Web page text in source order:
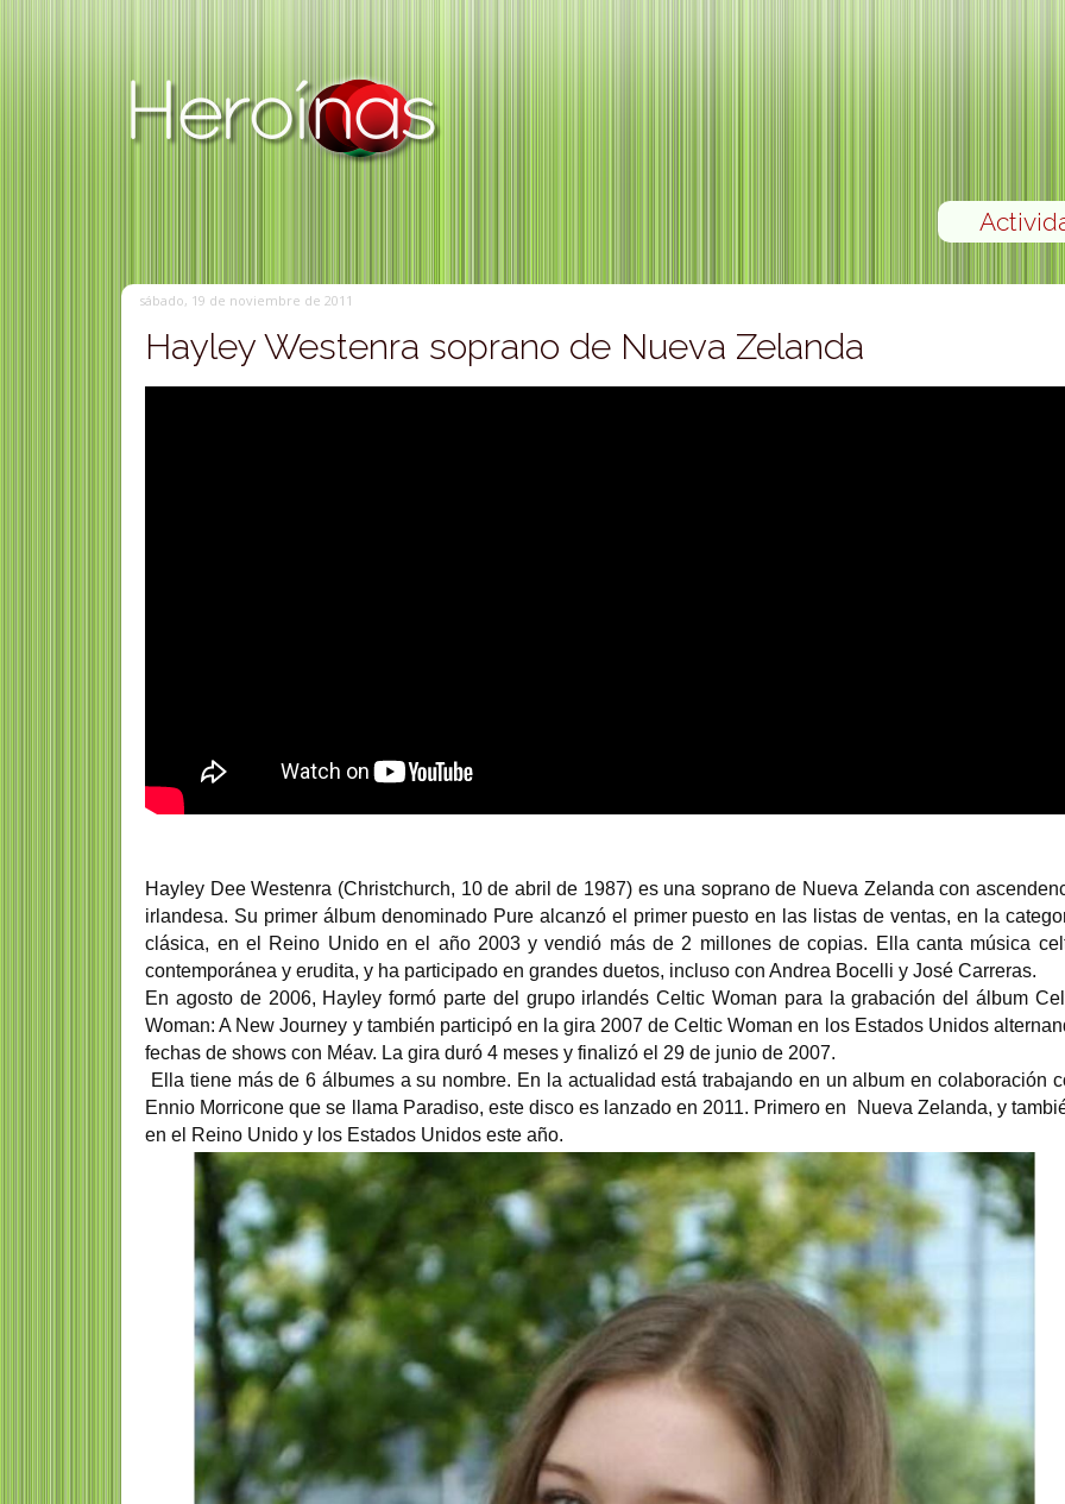
sábado, 19 de noviembre de 2011
Hayley Westenra soprano de Nueva Zelanda
Hayley Dee Westenra (Christchurch, 10 de abril de 1987) es una soprano de Nueva Zelanda con
irlandesa. Su primer álbum denominado Pure alcanzó el primer puesto en las listas de ventas, en la
clásica, en el Reino Unido en el año 2003 y vendió más de 2 millones de copias. Ella canta música
contemporánea y erudita, y ha participado en grandes duetos, incluso con Andrea Bocelli y José Carreras.
En agosto de 2006, Hayley formó parte del grupo irlandés Celtic Woman para la grabación del álbum
Woman: A New Journey y también participó en la gira 2007 de Celtic Woman en los Estados Unidos
fechas de shows con Méav. La gira duró 4 meses y finalizó el 29 de junio de 2007.
Ella tiene más de 6 álbumes a su nombre. En la actualidad está trabajando en un album en colaboración
Ennio Morricone que se llama Paradiso, este disco es lanzado en 2011. Primero en Nueva Zelanda, y
en el Reino Unido y los Estados Unidos este año.
Freya Stark exploradora y
escritora
Freya Madeleine Stark, (París,
Francia, 31 de enero de 1893-Assolo,
Italia, 9 de mayo...
Mary Cassatt
impresionista
acuarela y lápiz
24,6 cm, Washington,...